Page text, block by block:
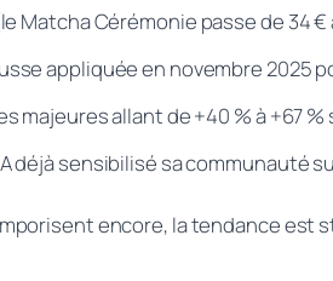
Matcha Cérémonie passe de 34 €
appliquée en novembre 2025
majeures allant de +40 % à +67
A déjà sensibilisé sa communauté
encore, la tendance est